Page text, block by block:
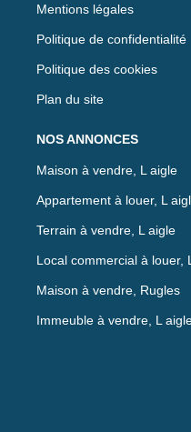
Mentions légales
Politique de confidentialité
Politique des cookies
Plan du site
NOS ANNONCES
Maison à vendre, L aigle
Appartement à louer, L
Terrain à vendre, L aigle
Local commercial à louer,
Maison à vendre, Rugles
Immeuble à vendre, L